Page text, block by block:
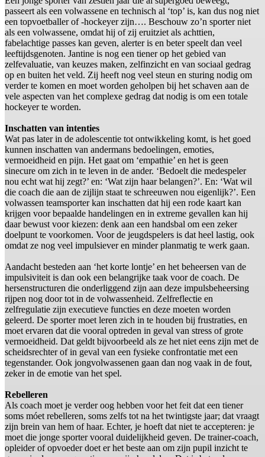
passeert als een volwassene en technisch al ‘top’ is, kan dus nog niet
een topvoetballer of -hockeyer zijn…. Beschouw zo’n sporter niet
als een volwassene, omdat hij of zij eruitziet als achttien,
fabelachtige passes kan geven, alerter is en beter speelt dan veel
leeftijdsgenoten. Jantine is nog een tiener op het gebied van
zelfevaluatie, van keuzes maken, zelfinzicht en van sociaal gedrag
op en buiten het veld. Zij heeft nog veel steun en sturing nodig om
verder te komen en moet worden geholpen bij het schaven aan de
vele aspecten van het complexe gedrag dat nodig is om een totale
hockeyer te worden.
Inschatten van intenties
Wat pas later in de adolescentie tot ontwikkeling komt, is het goed
kunnen inschatten van andermans bedoelingen, emoties,
vermoeidheid en pijn. Het gaat om ‘empathie’ en het is geen
sinecure om zich in te leven in de ander. ‘Bedoelt die medespeler
nou echt wat hij zegt?’ en: ‘Wat zijn haar belangen?’. En: ‘Wat wil
die coach die aan de zijlijn staat te schreeuwen nou eigenlijk?’. Een
volwassen teamsporter kan inschatten dat hij een rode kaart kan
krijgen voor bepaalde handelingen en in extreme gevallen kan hij
daar bewust voor kiezen: denk aan een handsbal om een zeker
doelpunt te voorkomen. Voor de jeugdspelers is dat heel lastig, ook
omdat ze nog veel impulsiever en minder planmatig te werk gaan.
Aandacht besteden aan ‘het korte lontje’ en het beheersen van de
impulsiviteit is dan ook een belangrijke taak voor de coach. De
hersenstructuren die onderliggend zijn aan deze impulsbeheersing
rijpen nog door tot in de volwassenheid. Zelfreflectie en
zelfregulatie zijn executieve functies en deze moeten worden
geleerd. De sporter moet leren zich in te houden bij frustraties, en
moet ervaren dat die vooral optreden in geval van stress of grote
vermoeidheid. Dat geldt bijvoorbeeld als ze het niet eens zijn met de
scheidsrechter of in geval van een fysieke confrontatie met een
tegenstander. Ook jongvolwassenen gaan dan nog vaak in de fout,
zeker in de emotie van het spel.
Rebelleren
Als coach moet je verder oog hebben voor het feit dat een tiener
soms móet rebelleren, soms zelfs tot na het twintigste jaar; dat vraagt
zijn brein van hem of haar. Echter, je hoeft dat niet te accepteren: je
moet die jonge sporter vooral duidelijkheid geven. De trainer-coach,
opleider of opvoeder doet er het beste aan om zijn pupil inzicht te